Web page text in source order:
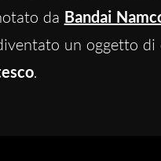
da Bandai
un oggetto
.